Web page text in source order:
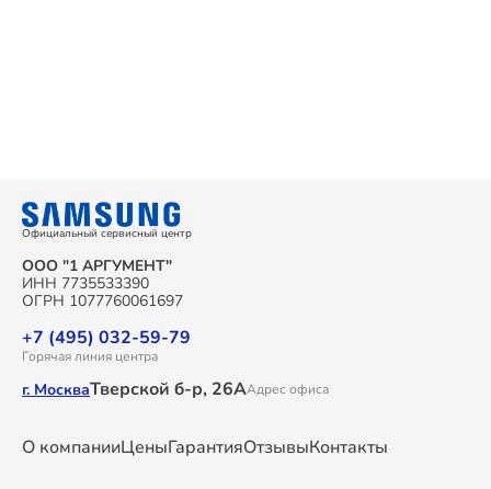
Официальный сервисный центр
ООО "1 АРГУМЕНТ"
ИНН 7735533390
ОГРН 1077760061697
+7 (495) 032-59-79
Горячая линия центра
г. МоскваТверской б-р, 26ААдрес офиса
О компанииЦеныГарантияОтзывыКонтакты